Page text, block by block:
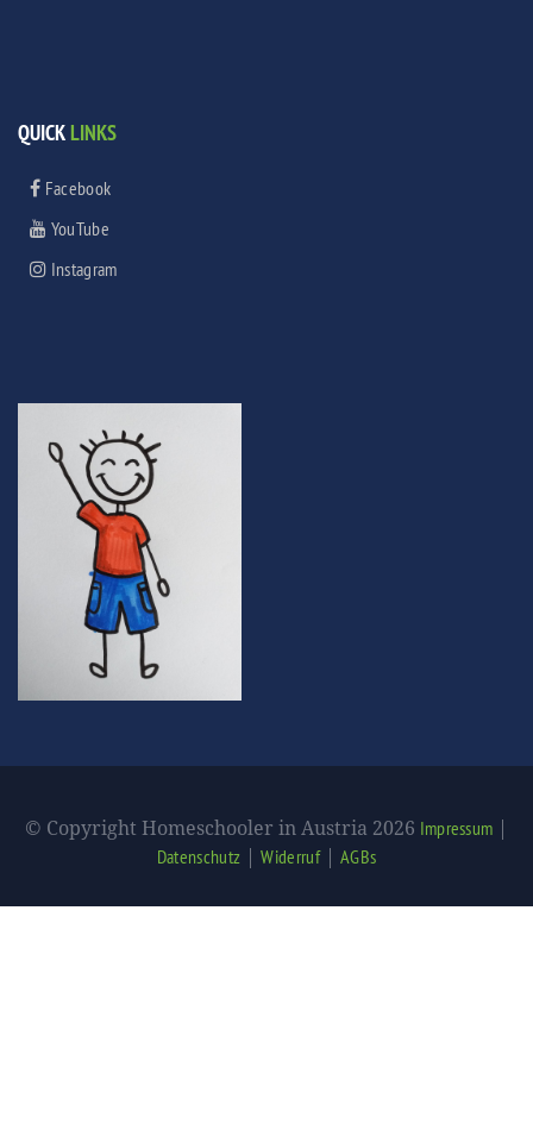
QUICKLINKS
Facebook
YouTube
Instagram
© Copyright Homeschooler in Austria 2026 Impressum |
Datenschutz |Widerruf| AGBs